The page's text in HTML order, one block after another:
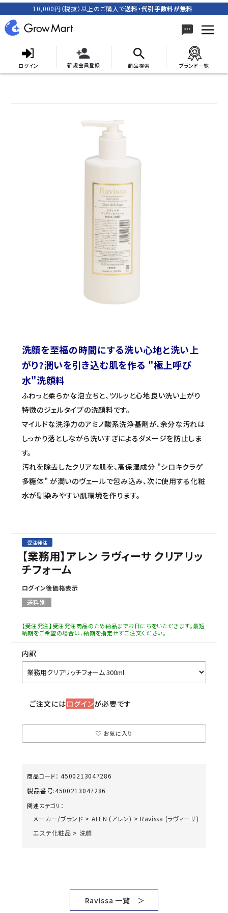
10,000円（税抜）以上のご購入で送料・代引手数料が無料
ログイン 新規会員登録 商品検索 ブランド一覧
person 新規会員登録
お問い合わせ
洗顔を至福の時間にする洗い心地と洗い上
がり?潤いを引き込む肌を作る "極上呼び
水"洗顔料
ふわっと柔らかな泡立ちと、ツルッと心地良い洗い上がり
特徴のジェルタイプの洗顔料です。
マイルドな洗浄力のアミノ酸系洗浄基剤が、余分な汚れは
しっかり落としながら洗いすぎによるダメージを防止しま
す。
汚れを除去したクリアな肌を、高保湿成分 "シロキクラゲ
多糖体" が潤いのヴェールで包み込み、次に使用する化粧
水が馴染みやすい肌環境を作ります。
受注発注
【業務用】アレン ラヴィーサ クリアリッ
チフォーム
ログイン後価格表示
送料別
【受注発注】受注発注商品のため納品までお日にちをいただきます。最短
納期をご希望の場合は、納期を指定せずご注文ください。
内訳
ご注文にはログインが必要です
お気に入り
商品コード： 4500213047286
製品番号:4500213047286
関連カテゴリ：
メーカー/ブランド > ALEN (アレン) > Ravissa (ラヴィーサ)
エステ化粧品 > 洗顔
Ravissa 一覧 ＞